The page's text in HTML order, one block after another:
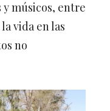
y músicos, entre
vida en las
no